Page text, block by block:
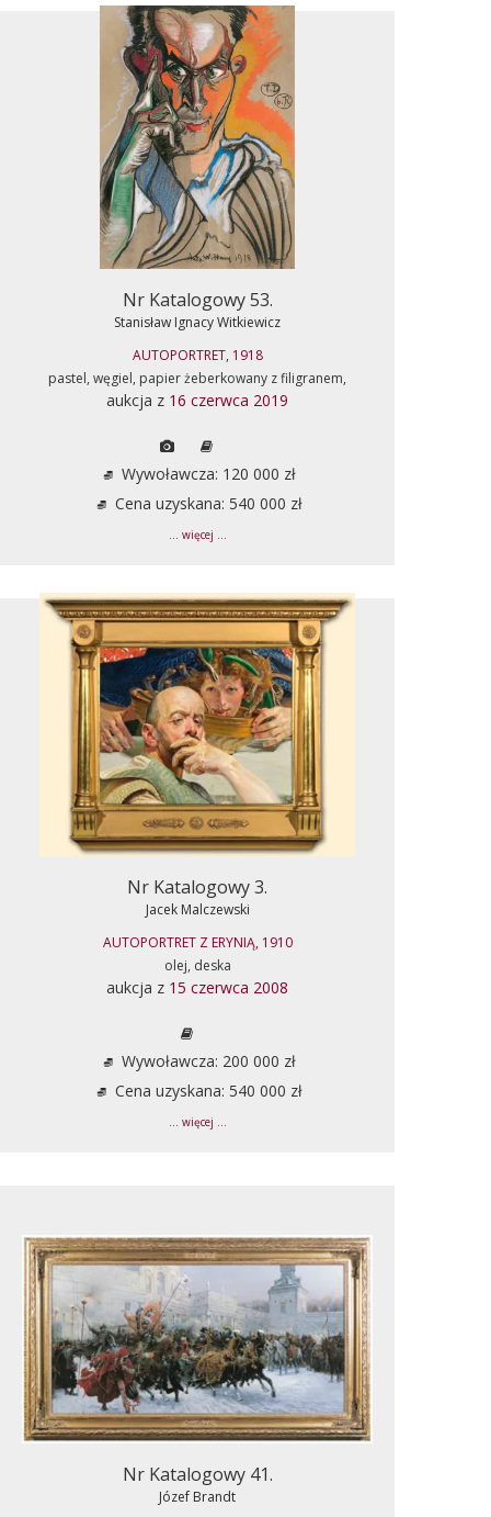
Nr Katalogowy 53.
Stanisław Ignacy Witkiewicz
AUTOPORTRET, 1918
pastel, węgiel, papier żeberkowany z filigranem,
aukcja z 16 czerwca 2019
Wywoławcza: 120 000 zł
Cena uzyskana: 540 000 zł
... więcej ...
Nr Katalogowy 3.
Jacek Malczewski
AUTOPORTRET Z ERYNIĄ, 1910
olej, deska
aukcja z 15 czerwca 2008
Wywoławcza: 200 000 zł
Cena uzyskana: 540 000 zł
... więcej ...
Nr Katalogowy 41.
Józef Brandt